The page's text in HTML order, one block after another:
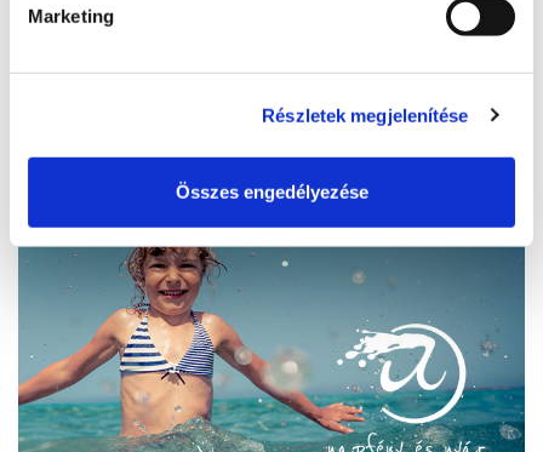
Marketing
Részletek megjelenítése
Összes engedélyezése